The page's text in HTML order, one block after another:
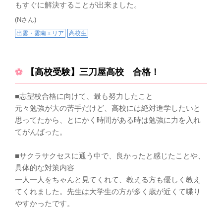
もすぐに解決することが出来ました。
(Nさん)
出雲・雲南エリア 高校生
【高校受験】三刀屋高校 合格！
■志望校合格に向けて、最も努力したこと
元々勉強が大の苦手だけど、高校には絶対進学したいと
思ってたから、とにかく時間がある時は勉強に力を入れ
てがんばった。
■サクラサクセスに通う中で、良かったと感じたことや、
具体的な対策内容
一人一人をちゃんと見てくれて、教える方も優しく教え
てくれました。先生は大学生の方が多く歳が近くて喋り
やすかったです。